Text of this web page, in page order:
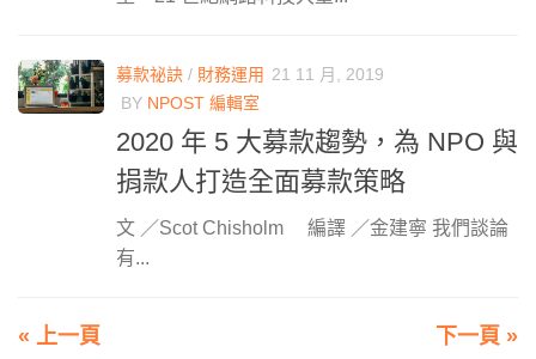
募款祕訣 / 財務運用 21 11 月, 2019
BY NPOST 編輯室
2020 年 5 大募款趨勢，為 NPO 與
捐款人打造全面募款策略
文 ／Scot Chisholm 編譯 ／金建寧 我們談論
有...
« 上一頁 下一頁 »